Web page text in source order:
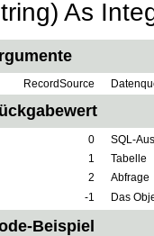
As
RecordSource
0
SQL-
1
Tabelle
2
Abfrage
-1
Das
Beispiel